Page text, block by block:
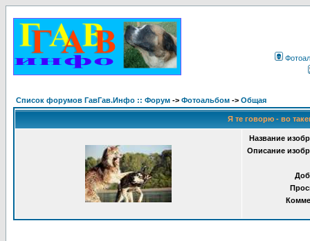
Список форумов ГавГав.Инфо :: Форум -> Фотоальбом -> Общая
Я те говорю - во
Название
Описание